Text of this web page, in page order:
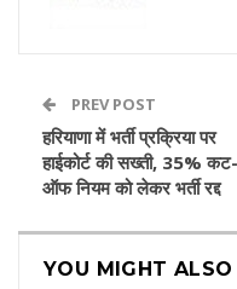
PREV POST
हरियाणा में भर्ती प्रक्रिया पर
हाईकोर्ट की सख्ती, 35% कट-
ऑफ नियम को लेकर भर्ती रद्द
YOU MIGHT ALSO